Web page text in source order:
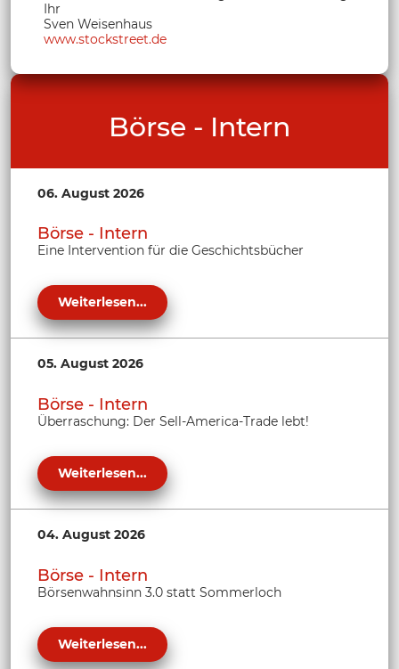
Ihr
Sven Weisenhaus
www.stockstreet.de
Börse - Intern
06. August 2026
Börse - Intern
Eine Intervention für die Geschichtsbücher
Weiterlesen...
05. August 2026
Börse - Intern
Überraschung: Der Sell-America-Trade lebt!
Weiterlesen...
04. August 2026
Börse - Intern
Börsenwahnsinn 3.0 statt Sommerloch
Weiterlesen...